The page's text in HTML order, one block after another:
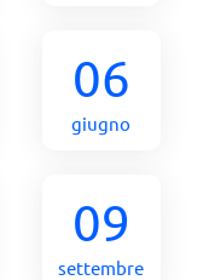
06
giugno
09
settembre